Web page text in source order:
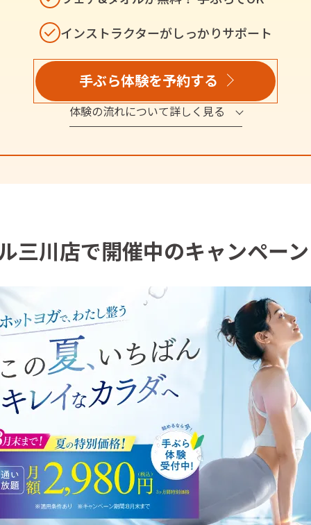
インストラクターがしっかりサポート
手ぶら体験を予約する
体験の流れについて詳しく見る
三川店で開催中のキャンペーン